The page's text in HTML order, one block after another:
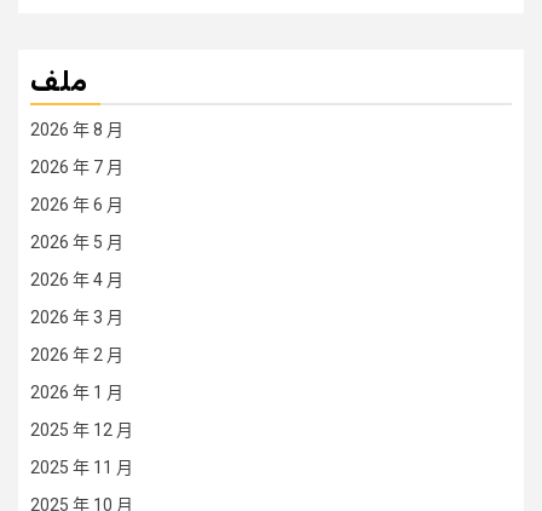
ملف
2026 年 8 月
2026 年 7 月
2026 年 6 月
2026 年 5 月
2026 年 4 月
2026 年 3 月
2026 年 2 月
2026 年 1 月
2025 年 12 月
2025 年 11 月
2025 年 10 月